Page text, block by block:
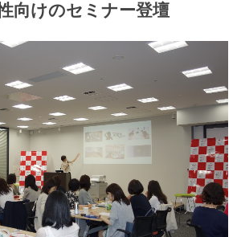
向けのセミナー登壇